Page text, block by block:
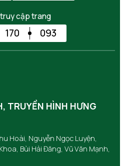
cập trang
170 093
TRUYỀN HÌNH HƯNG
Hoài, Nguyễn Ngọc Luyện,
Bùi Hải Đăng, Vũ Văn Mạnh,